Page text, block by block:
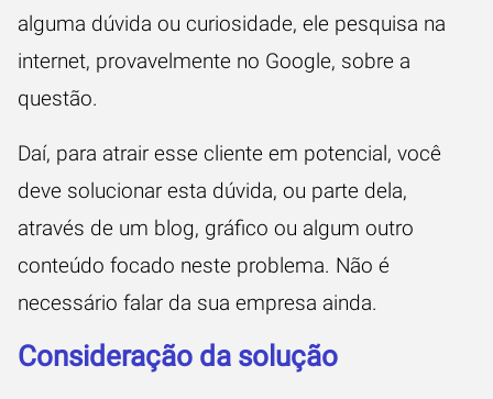
alguma dúvida ou curiosidade, ele pesquisa na
internet, provavelmente no Google, sobre a
questão.
Daí, para atrair esse cliente em potencial, você
deve solucionar esta dúvida, ou parte dela,
através de um blog, gráfico ou algum outro
conteúdo focado neste problema. Não é
necessário falar da sua empresa ainda.
Consideração da solução